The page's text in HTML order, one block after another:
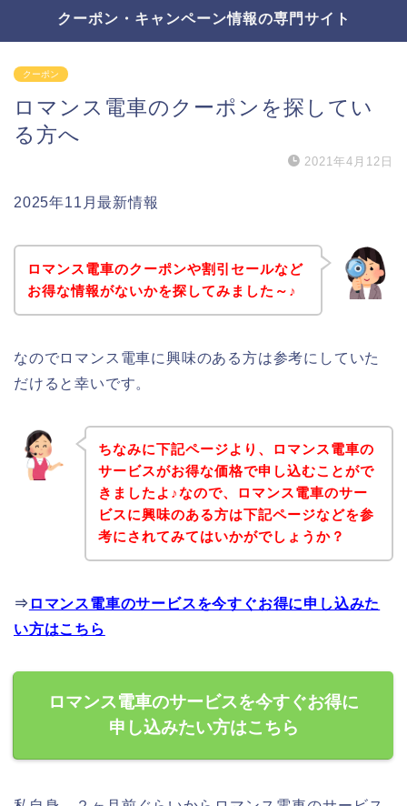
クーポン・キャンペーン情報の専門サイト
クーポン
ロマンス電車のクーポンを探してい
る方へ
2021年4月12日
2025年11月最新情報
ロマンス電車のクーポンや割引セールなど
お得な情報がないかを探してみました～♪
なのでロマンス電車に興味のある方は参考にしていた
だけると幸いです。
ちなみに下記ページより、ロマンス電車の
サービスがお得な価格で申し込むことがで
きましたよ♪なので、ロマンス電車のサー
ビスに興味のある方は下記ページなどを参
考にされてみてはいかがでしょうか？
⇒ ロマンス電車のサービスを今すぐお得に申し込みた
い方はこちら
ロマンス電車のサービスを今すぐお得に
申し込みたい方はこちら